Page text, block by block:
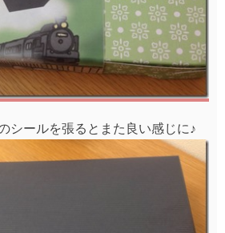
シールを張るとまた良い感じに♪